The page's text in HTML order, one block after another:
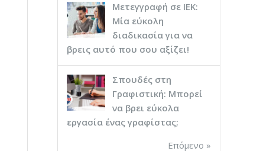
Μετεγγραφή σε ΙΕΚ:
Μία εύκολη
διαδικασία για να
βρεις αυτό που σου αξίζει!
Σπουδές στη
Γραφιστική: Μπορεί
να βρει εύκολα
εργασία ένας γραφίστας;
Επόμενο »